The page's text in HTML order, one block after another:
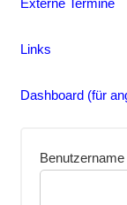
Externe Termine
Links
Dashboard (für
Benutzername